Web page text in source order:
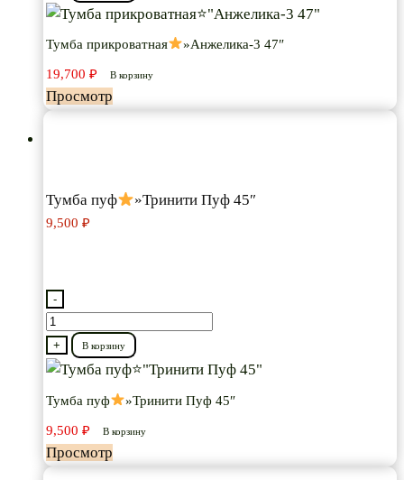
Тумба
"Анжелика-3
47"
Тумба прикроватная »Анжелика-3 47″
19,700 ₽ В корзину
Просмотр
Тумба пуф »Тринити Пуф 45″
9,500 ₽
-
Количество
товара
Тумба
"Тринити
Пуф
+ В корзину
Тумба пуф »Тринити Пуф 45″
9,500 ₽ В корзину
Просмотр